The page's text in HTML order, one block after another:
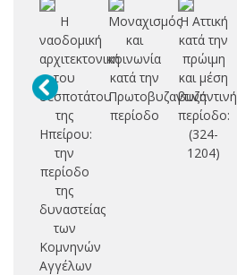
Η
ναοδομική
αρχιτεκτονική
του
δεσποτάτου
της
Ηπείρου:
την
περίοδο
της
δυναστείας
των
Κομνηνών
Αγγέλων
Μοναχισμός
και
κοινωνία
κατά την
Πρωτοβυζαντινή
περίοδο
Η Αττική
κατά την
πρώιμη
και μέση
βυζαντινή
περίοδο:
(324-
1204)